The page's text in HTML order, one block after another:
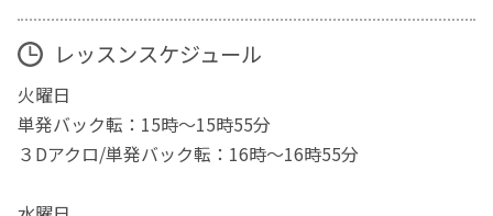
レッスンスケジュール
火曜日
単発バック転：15時～15時55分
３Dアクロ/単発バック転：16時～16時55分